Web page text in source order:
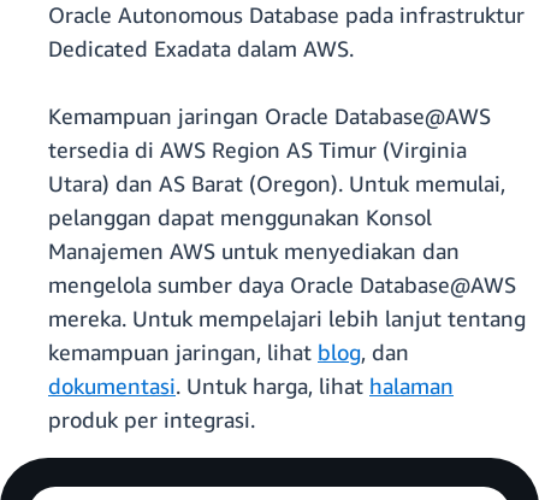
Oracle Autonomous Database pada infrastruktur
Dedicated Exadata dalam AWS.
Kemampuan jaringan Oracle Database@AWS
tersedia di AWS Region AS Timur (Virginia
Utara) dan AS Barat (Oregon). Untuk memulai,
pelanggan dapat menggunakan Konsol
Manajemen AWS untuk menyediakan dan
mengelola sumber daya Oracle Database@AWS
mereka. Untuk mempelajari lebih lanjut tentang
kemampuan jaringan, lihat blog, dan
dokumentasi. Untuk harga, lihat halaman
produk per integrasi.